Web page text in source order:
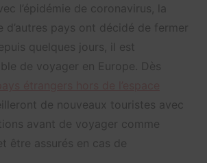
l’épidémie de coronavirus, la
d’autres pays ont décidé de fermer
quelques jours, il est
de voyager en Europe. Dès
de nouveaux touristes avec
avant de voyager comme
être assurés en cas de